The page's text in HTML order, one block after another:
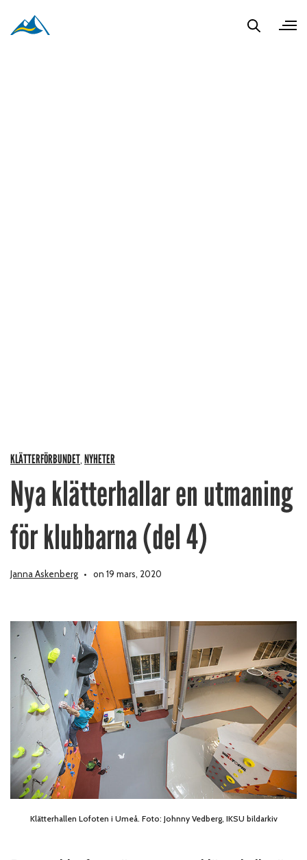
KLÄTTERFÖRBUNDET, NYHETER
Nya klätterhallar en utmaning
för klubbarna (del 4)
Janna Askenberg on 19 mars, 2020
Klätterhallen Lofoten i Umeå. Foto: Johnny Vedberg, IKSU bildarkiv